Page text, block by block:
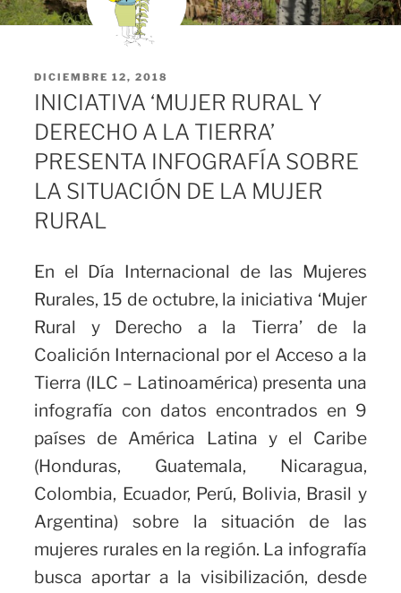
PUBLICADO
EL
DICIEMBRE 12, 2018
INICIATIVA ‘MUJER RURAL Y
DERECHO A LA TIERRA’
PRESENTA INFOGRAFÍA SOBRE
LA SITUACIÓN DE LA MUJER
RURAL
En el Día Internacional de las Mujeres
Rurales, 15 de octubre, la iniciativa ‘Mujer
Rural y Derecho a la Tierra’ de la
Coalición Internacional por el Acceso a la
Tierra (ILC – Latinoamérica) presenta una
infografía con datos encontrados en 9
países de América Latina y el Caribe
(Honduras, Guatemala, Nicaragua,
Colombia, Ecuador, Perú, Bolivia, Brasil y
Argentina) sobre la situación de las
mujeres rurales en la región. La infografía
busca aportar a la visibilización, desde